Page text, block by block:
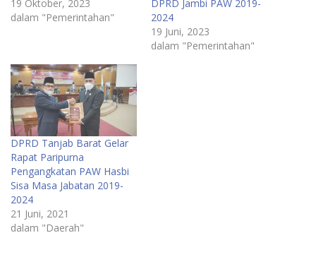
19 Oktober, 2023
dalam "Pemerintahan"
DPRD Jambi PAW 2019-
2024
19 Juni, 2023
dalam "Pemerintahan"
DPRD Tanjab Barat Gelar
Rapat Paripurna
Pengangkatan PAW Hasbi
Sisa Masa Jabatan 2019-
2024
21 Juni, 2021
dalam "Daerah"